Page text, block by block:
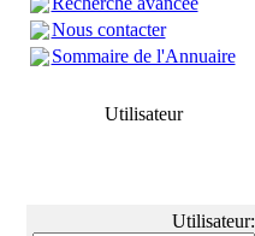
Nous contacter
Sommaire de l'Annuaire
Utilisateur
Utilisateur: